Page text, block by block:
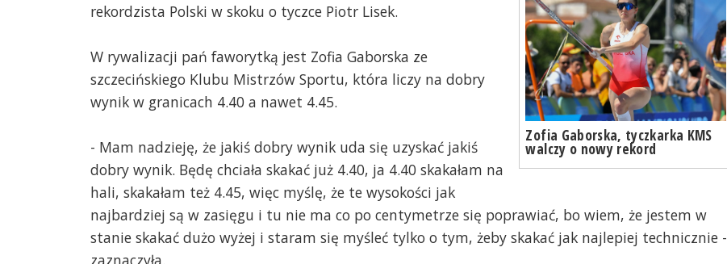
Zofia Gaborska, tyczkarka KMS
walczy o nowy rekord
rekordzista Polski w skoku o tyczce Piotr Lisek.
W rywalizacji pań faworytką jest Zofia Gaborska ze
szczecińskiego Klubu Mistrzów Sportu, która liczy na dobry
wynik w granicach 4.40 a nawet 4.45.
- Mam nadzieję, że jakiś dobry wynik uda się uzyskać jakiś
dobry wynik. Będę chciała skakać już 4.40, ja 4.40 skakałam na
hali, skakałam też 4.45, więc myślę, że te wysokości jak
najbardziej są w zasięgu i tu nie ma co po centymetrze się poprawiać, bo wiem, że jestem w
stanie skakać dużo wyżej i staram się myśleć tylko o tym, żeby skakać jak najlepiej technicznie -
zaznaczyła.